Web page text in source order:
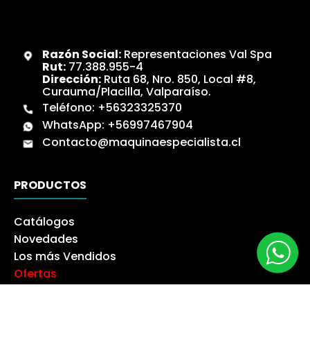
Razón Social:Representaciones Val Spa
Rut:77.388.955-4
Dirección:Ruta 68, Nro. 850, Local #8,
Curauma/Placilla, Valparaíso.
Teléfono: +56323325370
WhatsApp: +56997467904
Contacto@maquinaespecialista.cl
PRODUCTOS
Catálogos
Novedades
Los más Vendidos
Ofertas